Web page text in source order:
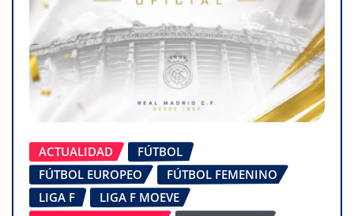
ACTUALIDAD
FÚTBOL
FÚTBOL EUROPEO
FÚTBOL FEMENINO
LIGA F
LIGA F MOEVE